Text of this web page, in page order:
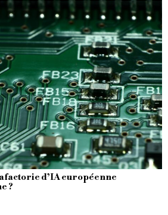
d’IA européenne
?